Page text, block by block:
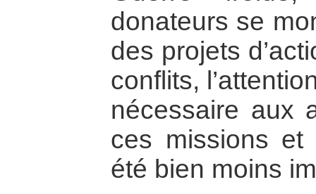
donateurs se
des projets
conflits,
nécessaire aux
ces missions
été bien moins